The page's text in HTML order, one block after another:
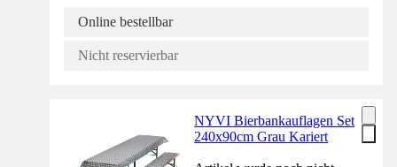
Online bestellbar
Nicht reservierbar
NYVI Bierbankauflagen Set
240x90cm Grau Kariert